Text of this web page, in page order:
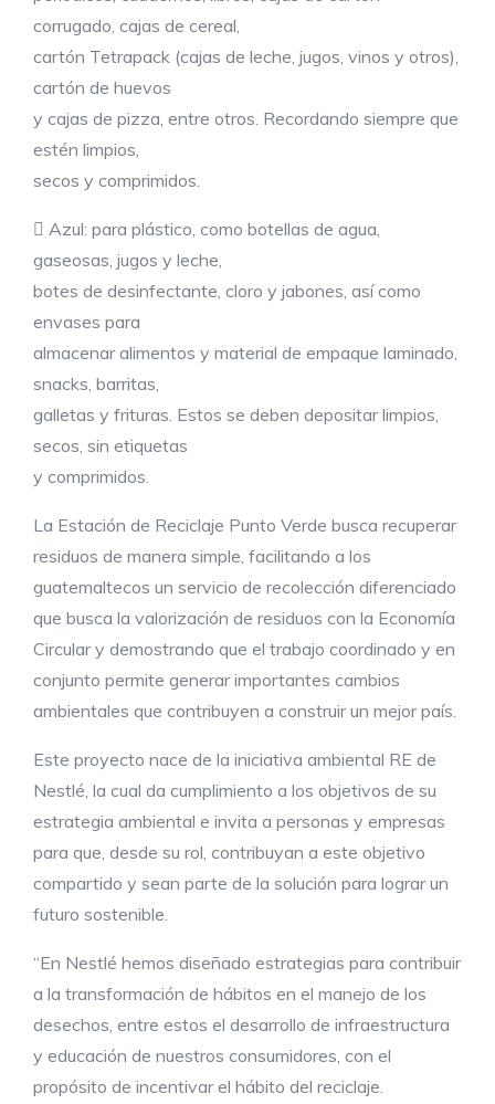
corrugado, cajas de cereal,
cartón Tetrapack (cajas de leche, jugos, vinos y otros),
cartón de huevos
y cajas de pizza, entre otros. Recordando siempre que
estén limpios,
secos y comprimidos.
 Azul: para plástico, como botellas de agua,
gaseosas, jugos y leche,
botes de desinfectante, cloro y jabones, así como
envases para
almacenar alimentos y material de empaque laminado,
snacks, barritas,
galletas y frituras. Estos se deben depositar limpios,
secos, sin etiquetas
y comprimidos.
La Estación de Reciclaje Punto Verde busca recuperar
residuos de manera simple, facilitando a los
guatemaltecos un servicio de recolección diferenciado
que busca la valorización de residuos con la Economía
Circular y demostrando que el trabajo coordinado y en
conjunto permite generar importantes cambios
ambientales que contribuyen a construir un mejor país.
Este proyecto nace de la iniciativa ambiental RE de
Nestlé, la cual da cumplimiento a los objetivos de su
estrategia ambiental e invita a personas y empresas
para que, desde su rol, contribuyan a este objetivo
compartido y sean parte de la solución para lograr un
futuro sostenible.
“En Nestlé hemos diseñado estrategias para contribuir
a la transformación de hábitos en el manejo de los
desechos, entre estos el desarrollo de infraestructura
y educación de nuestros consumidores, con el
propósito de incentivar el hábito del reciclaje.